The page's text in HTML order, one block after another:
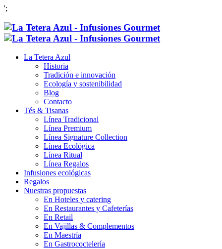
';
La Tetera Azul
Historia
Tradición e innovación
Ecología y sostenibilidad
Blog
Contacto
Tés & Tisanas
Línea Tradicional
Línea Premium
Línea Signature Collection
Línea Ecológica
Línea Ritual
Línea Regalos
Infusiones ecológicas
Regalos
Nuestras propuestas
En Hoteles y catering
En Restaurantes y Cafeterías
En Retail
En Vajillas & Complementos
En Maestría
En Gastrococtelería